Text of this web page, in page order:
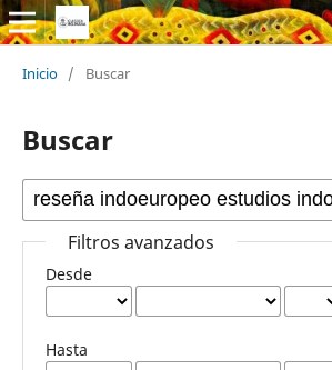
Inicio / Buscar
Buscar
Filtros avanzados
Desde
Hasta